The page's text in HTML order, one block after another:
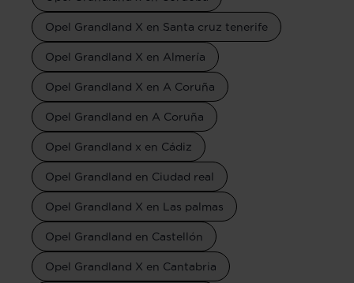
Opel Grandland X en Santa cruz tenerife
Opel Grandland X en Almería
Opel Grandland X en A Coruña
Opel Grandland en A Coruña
Opel Grandland x en Cádiz
Opel Grandland en Ciudad real
Opel Grandland X en Las palmas
Opel Grandland en Castellón
Opel Grandland X en Cantabria